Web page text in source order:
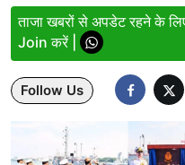
Defence & Security
Environment
Lifestyle
ताजा खबरों से अपडेट रहने के
Join करें |
Follow Us